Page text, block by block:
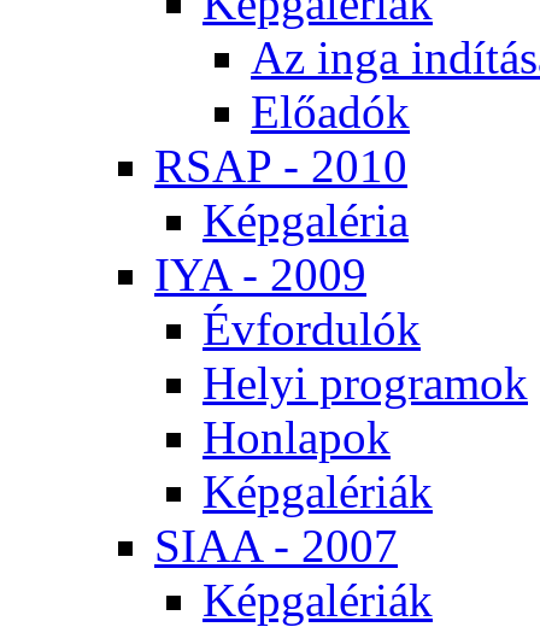
Az in­ga
Elő­adók
RSAP - 2010
Kép­ga­lé­ria
IYA - 2009
Év­for­du­lók
He­lyi prog­ra­mok
Hon­la­pok
Kép­ga­lé­ri­ák
SI­AA - 2007
Kép­ga­lé­ri­ák